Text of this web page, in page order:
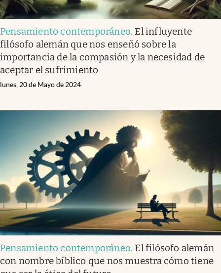
Pensamiento contemporáneo. El influyente
filósofo alemán que nos enseñó sobre la
importancia de la compasión y la necesidad de
aceptar el sufrimiento
lunes, 20 de Mayo de 2024
Pensamiento contemporáneo. El filósofo alemán
con nombre bíblico que nos muestra cómo tiene